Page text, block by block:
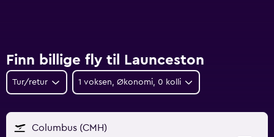
Finn billige fly til Launceston
Tur/retur 1 voksen, Økonomi, 0 kolli
Columbus (CMH)